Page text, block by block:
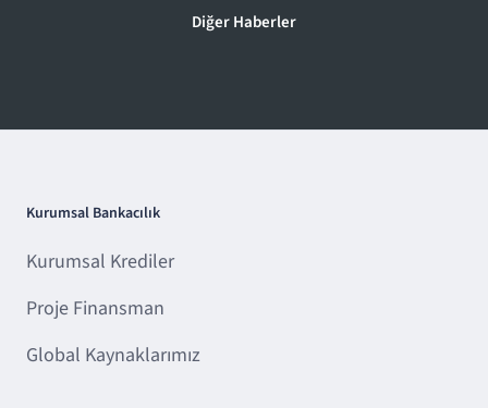
Diğer Haberler
Kurumsal Bankacılık
Kurumsal Krediler
Proje Finansman
Global Kaynaklarımız